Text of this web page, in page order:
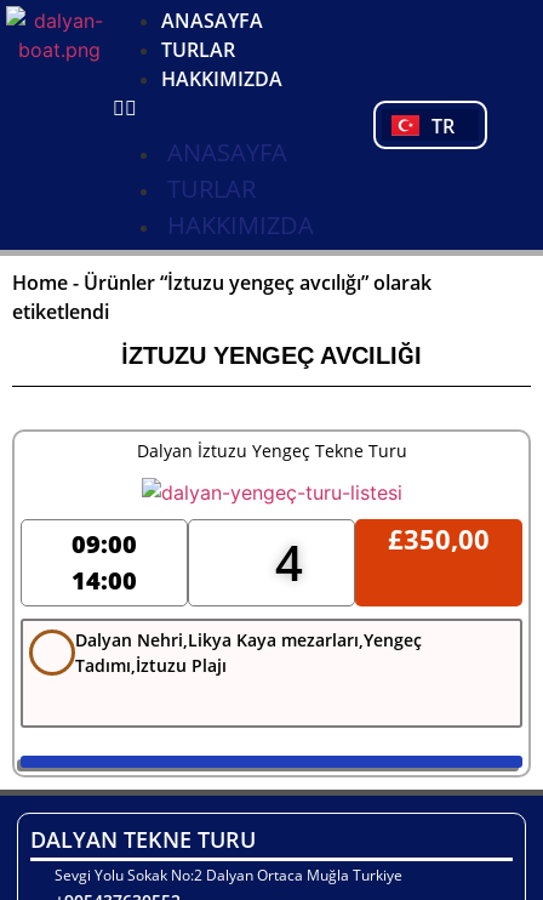
ANASAYFA
TURLAR
HAKKIMIZDA
ANASAYFA
TURLAR
HAKKIMIZDA
TR
PL
PT
Home- Ürünler “İztuzu yengeç avcılığı” olarak
etiketlendi
İZTUZU YENGEÇ AVCILIĞI
Dalyan İztuzu Yengeç Tekne Turu
09:00
14:00
4 £350,00
Dalyan Nehri,Likya Kaya mezarları,Yengeç
Tadımı,İztuzu Plajı
DALYAN TEKNE TURU
Sevgi Yolu Sokak No:2 Dalyan Ortaca Muğla Turkiye